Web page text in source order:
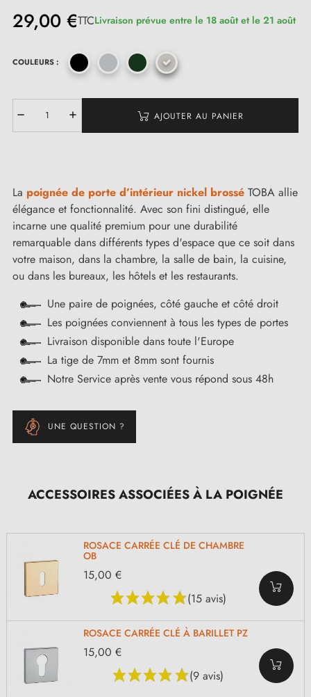
29,00 €TTCLivraison prévue entre le 18 août et le 21 août
COULEURS :
AJOUTER AU PANIER
La poignée de porte d’intérieur nickel brossé TOBA allie
élégance et fonctionnalité. Avec son fini distingué, elle
incarne une qualité premium pour une durabilité
remarquable dans différents types d'espace que ce soit dans
votre maison, dans la chambre, la salle de bain, la cuisine,
ou dans les bureaux, les hôtels et les restaurants.
Une paire de poignées, côté gauche et côté droit
Les poignées conviennent à tous les types de portes
Livraison disponible dans toute l'Europe
La tige de 7mm et 8mm sont fournis
Notre Service après vente vous répond sous 48h
UNE QUESTION ?
ACCESSOIRES ASSOCIÉES À LA POIGNÉE
ROSACE CARRÉE CLÉ DE CHAMBRE
OB
(15 avis)
15,00 €
ROSACE CARRÉE CLÉ À BARILLET PZ
(9 avis)
15,00 €